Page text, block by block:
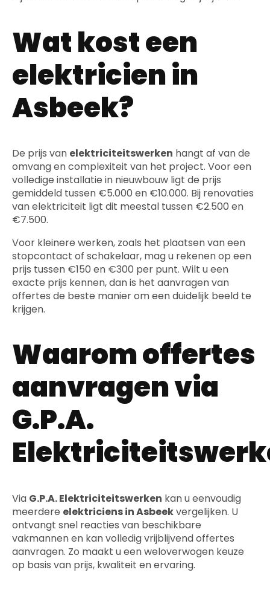
Wat kost een
elektricien in
Asbeek?
De prijs van elektriciteitswerken hangt af van de
omvang en complexiteit van het project. Voor een
volledige installatie in nieuwbouw ligt de prijs
gemiddeld tussen €5.000 en €10.000. Bij renovaties
van elektriciteit ligt dit meestal tussen €2.500 en
€7.500.
Voor kleinere werken, zoals het plaatsen van een
stopcontact of schakelaar, mag u rekenen op een
prijs tussen €150 en €300 per punt. Wilt u een
exacte prijs kennen, dan is het aanvragen van
offertes de beste manier om een duidelijk beeld te
krijgen.
Waarom offertes
aanvragen via
G.P.A.
Via G.P.A. Elektriciteitswerken kan u eenvoudig
meerdere elektriciens in Asbeekvergelijken. U
ontvangt snel reacties van beschikbare
vakmannen en kan volledig vrijblijvend offertes
aanvragen. Zo maakt u een weloverwogen keuze
op basis van prijs, kwaliteit en ervaring.